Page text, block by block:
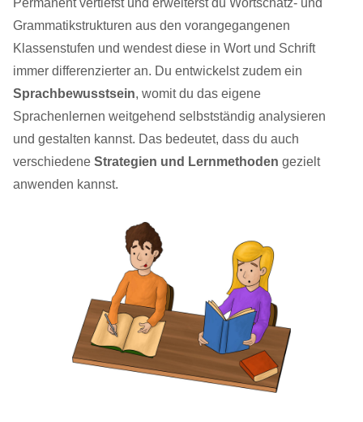
Grammatikstrukturen aus den vorangegangenen
Klassenstufen und wendest diese in Wort und Schrift
immer differenzierter an. Du entwickelst zudem ein
Sprachbewusstsein, womit du das eigene
Sprachenlernen weitgehend selbstständig analysieren
und gestalten kannst. Das bedeutet, dass du auch
verschiedene Strategien und Lernmethoden gezielt
anwenden kannst.